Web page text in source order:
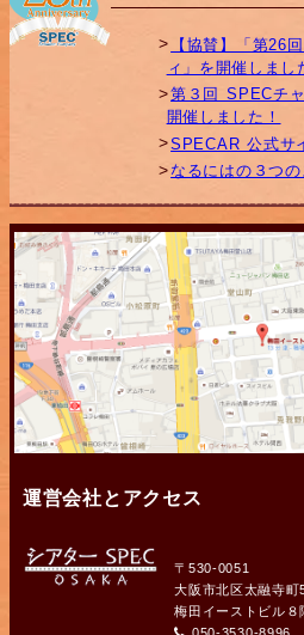
【協賛】「第26
ィ」を開催しまし
第３回 SPECチ
開催しました！
SPECAR 公式サ
なるにはの３つ
運営会社とアクセス
〒530-0051
大阪市北区太融寺町
梅田イーストビル８